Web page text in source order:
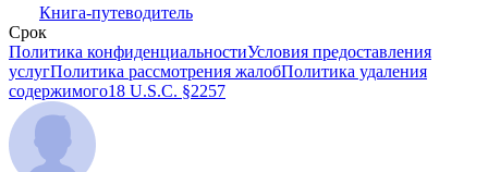
Книга-путеводитель
Срок
Политика конфиденциальностиУсловия предоставления
услугПолитика рассмотрения жалобПолитика удаления
содержимого18 U.S.C. §2257